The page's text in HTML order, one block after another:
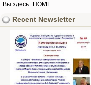
Вы здесь: HOME
Recent Newsletter